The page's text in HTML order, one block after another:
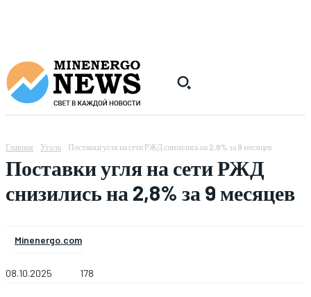
Главная Уголь Поставки угля на сети РЖД снизились на 2,8% за 9 месяцев
Поставки угля на сети РЖД
снизились на 2,8% за 9 месяцев
Minenergo.com
08.10.2025 178